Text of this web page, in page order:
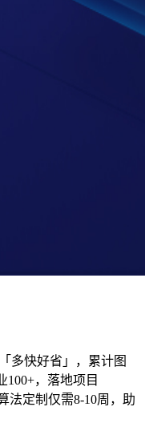
多快好省」，累计图
100+，落地项目
法定制仅需8-10周，助